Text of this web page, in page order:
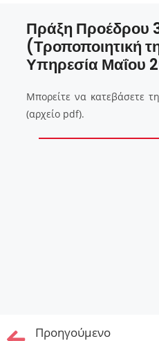
Πράξη Προέδρου
(Τροποποιητική
Υπηρεσία Μαΐου
Μπορείτε να κατεβάσετε
(αρχείο pdf).
Προηγούμενo